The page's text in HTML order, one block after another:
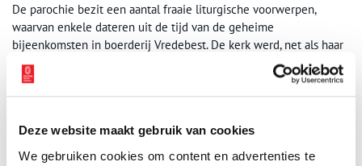
Deze website maakt gebruik van cookies
We gebruiken cookies om content en advertenties te
De parochie bezit een aantal fraaie liturgische voorwerpen,
waarvan enkele dateren uit de tijd van de geheime
bijeenkomsten in boerderij Vredebest. De kerk werd, net als haar
verre voorganger, gewijd aan de heilige Urbanus. In 1867 stond
Urbanus immers nog op de lijst met erkende heiligen.
Urbanus I bekleedde het pausschap van 220 tot 230. Volgens de
legenden rond zijn persoon kon hij een aantal uitzonderlijke